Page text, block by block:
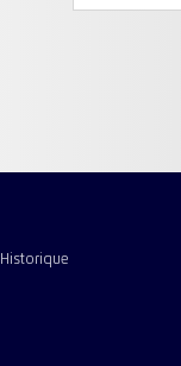
Historique